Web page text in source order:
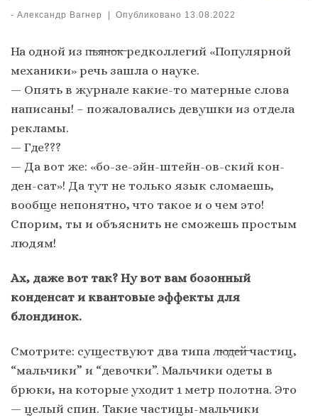
- Александр Вагнер | Опубликовано 13.08.2022
На одной из п̶ь̶я̶н̶о̶к̶ редколлегий «Популярной
механики» речь зашла о науке.
— Опять в журнале какие-то матерные слова
написаны! – пожаловались девушки из отдела
рекламы.
— Где???
— Да вот же: «бо-зе-эйн-штейн-ов-ский кон-
ден-сат»! Да тут не только язык сломаешь,
вообще непонятно, что такое и о чем это!
Спорим, ты и объяснить не сможешь простым
людям!
Ах, даже вот так? Ну вот вам бозонный
конденсат и квантовые эффекты для
блондинок.
Смотрите: существуют два типа л̶ю̶д̶е̶й̶ частиц,
“мальчики” и “девочки”. Мальчики одеты в
брюки, на которые уходит 1 метр полотна. Это
— целый спин. Такие частицы-мальчики